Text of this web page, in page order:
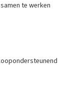
te werken